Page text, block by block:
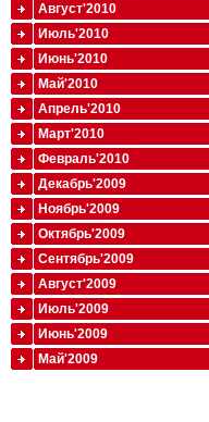
Август'2010
Июль'2010
Июнь'2010
Май'2010
Апрель'2010
Март'2010
Февраль'2010
Декабрь'2009
Ноябрь'2009
Октябрь'2009
Сентябрь'2009
Август'2009
Июль'2009
Июнь'2009
Май'2009